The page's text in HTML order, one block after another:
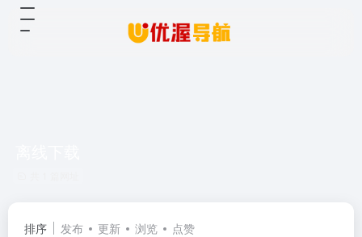
排序 发布 更新 浏览 点赞